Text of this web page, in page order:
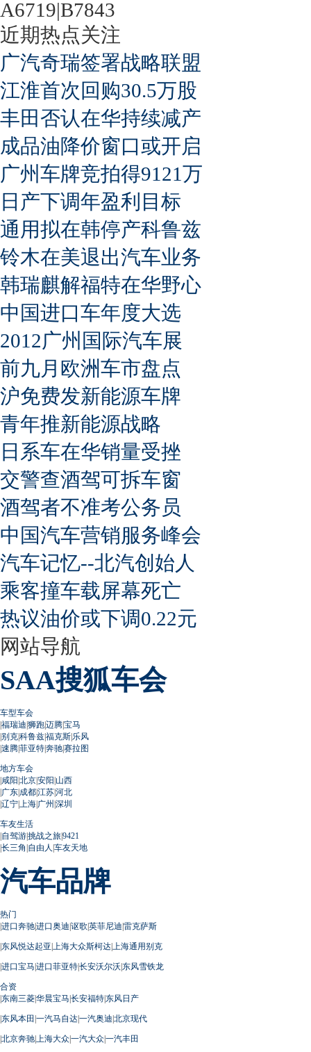
A6719|B7843
近期热点关注
广汽奇瑞签署战略联盟
江淮首次回购30.5万股
丰田否认在华持续减产
成品油降价窗口或开启
广州车牌竞拍得9121万
日产下调年盈利目标
通用拟在韩停产科鲁兹
铃木在美退出汽车业务
韩瑞麒解福特在华野心
中国进口车年度大选
2012广州国际汽车展
前九月欧洲车市盘点
沪免费发新能源车牌
青年推新能源战略
日系车在华销量受挫
交警查酒驾可拆车窗
酒驾者不准考公务员
中国汽车营销服务峰会
汽车记忆--北汽创始人
乘客撞车载屏幕死亡
热议油价或下调0.22元
网站导航
SAA搜狐车会
车型车会
|福瑞迪|狮跑|迈腾|宝马
|别克|科鲁兹|福克斯|乐风
|速腾|菲亚特|奔驰|赛拉图
地方车会
|咸阳|北京|安阳|山西
|广东|成都|江苏|河北
|辽宁| 上海|广州 |深圳
车友生活
|自驾游|挑战之旅|9421
|长三角 |自由人 |车友天地
汽车品牌
热门
|进口奔驰|进口奥迪|讴歌|英菲尼迪|雷克萨斯
|东风悦达起亚| 上海大众斯柯达| 上海通用别克
|进口宝马|进口菲亚特|长安沃尔沃|东风雪铁龙
合资
|东南三菱|华晨宝马|长安福特|东风日产
|东风本田 |一汽马自达|一汽奥迪|北京现代
|北京奔驰| 上海大众|一汽大众|一汽丰田